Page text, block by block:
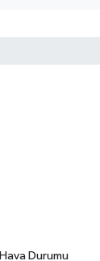
Hava Durumu